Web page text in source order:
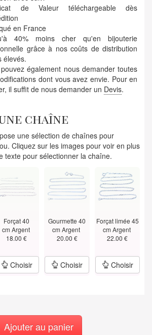
de Valeur téléchargeable dès
en France
40% moins cher qu'en bijouterie
grâce à nos coûts de distribution
élevés.
également nous demander toutes
dont vous avez envie. Pour en
il suffit de nous demander un Devis.
chaîne
une sélection de chaînes pour
Cliquez sur les images pour voir en plus
texte pour sélectionner la chaîne.
Forçat 40
cm Argent
18.00 €
Choisir
Gourmette 40
cm Argent
20.00 €
Choisir
Forçat limée 45
cm Argent
22.00 €
Choisir
Ajouter au panier